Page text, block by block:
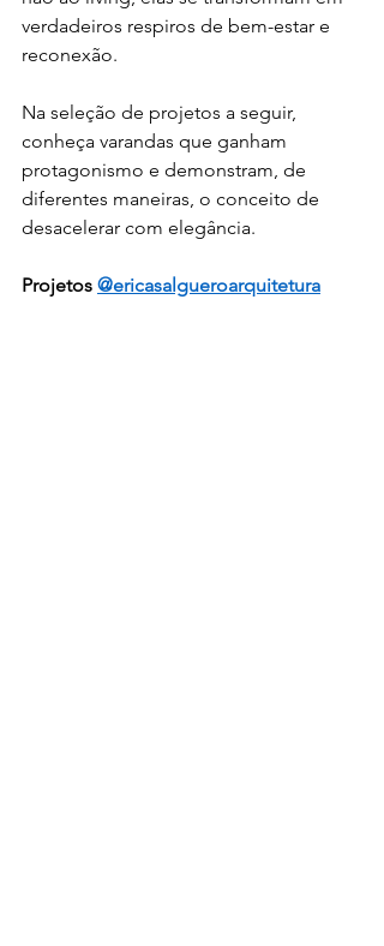
verdadeiros respiros de bem-estar e
reconexão.
Na seleção de projetos a seguir,
conheça varandas que ganham
protagonismo e demonstram, de
diferentes maneiras, o conceito de
desacelerar com elegância.
Projetos @ericasalgueroarquitetura